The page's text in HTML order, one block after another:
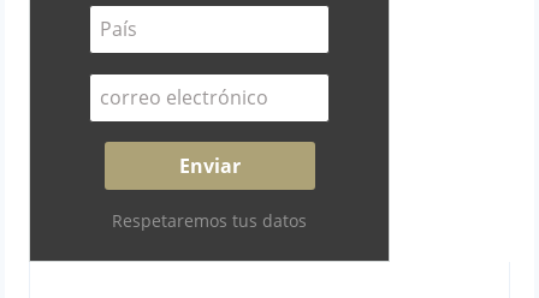
Respetaremos tus datos